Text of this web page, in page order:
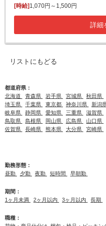
[時給]1,070円～1,500円
詳細
リストにもどる
都道府県：
北海道
青森県 岩手県 宮城県 秋田県
埼玉県
千葉県 東京都 神奈川県 新潟
岐阜県
静岡県 愛知県 三重県 滋賀県
鳥取県
島根県 岡山県 広島県 山口県
佐賀県
長崎県 熊本県 大分県 宮崎県
勤務形態：
昼勤
夕勤 夜勤 短時間 早朝勤
期間：
1ヶ月未満
2ヶ月以内 3ヶ月以内 長期
職種：